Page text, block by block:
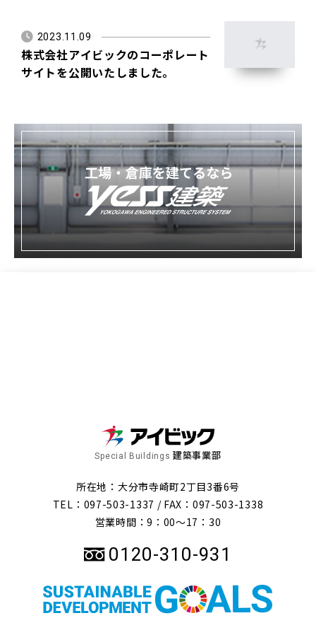
2023.11.09
株式会社アイビックのコーポレート
サイトを公開いたしました。
Special Buildings 建築事業部
所在地：大分市寺崎町2丁目3番6号
TEL：097-503-1337 / FAX：097-503-1338
営業時間：9：00～17：30
0120-310-931